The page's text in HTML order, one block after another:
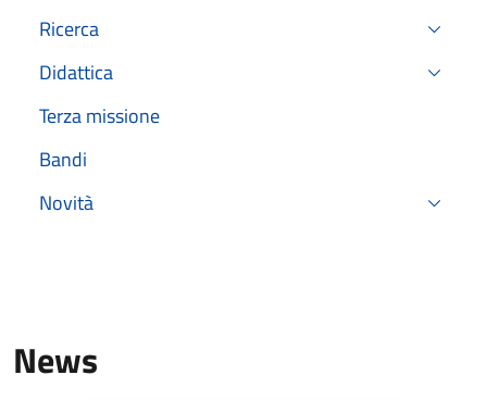
Ricerca
Didattica
Terza missione
Bandi
Novità
News